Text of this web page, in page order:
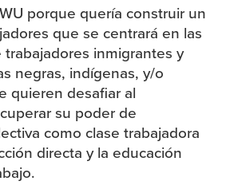
porque quería construir un
que se centrará en las
inmigrantes y
negras, indígenas, y/o
quieren desafiar al
su poder de
como clase trabajadora
directa y la educación